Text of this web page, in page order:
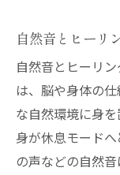
自然音とヒーリ
自然音とヒーリ
は、脳や身体の
な自然環境に身
身が休息モード
の声などの自然